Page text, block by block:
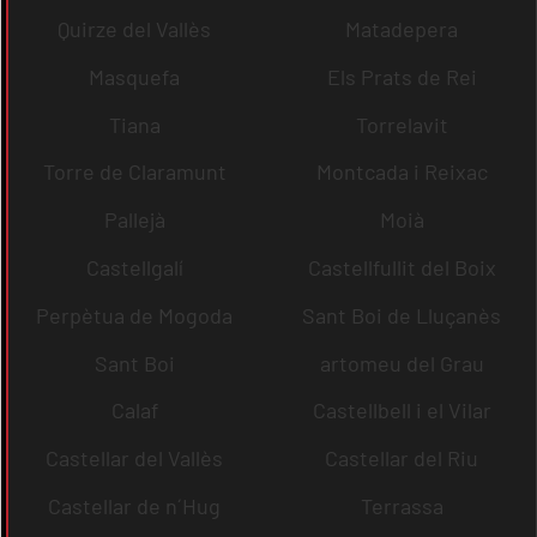
Quirze del Vallès
Matadepera
Masquefa
Els Prats de Rei
Tiana
Torrelavit
Torre de Claramunt
Montcada i Reixac
Pallejà
Moià
Castellgalí
Castellfullit del Boix
Perpètua de Mogoda
Sant Boi de Lluçanès
Sant Boi
artomeu del Grau
Calaf
Castellbell i el Vilar
Castellar del Vallès
Castellar del Riu
Castellar de n´Hug
Terrassa